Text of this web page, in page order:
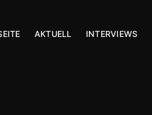
AKTUELL INTERVIEWS